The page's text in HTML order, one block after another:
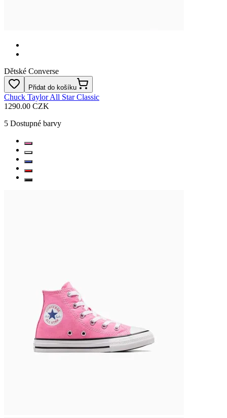
Dětské Converse
Přidat do košíku
Chuck Taylor All Star Classic
1290.00 CZK
5 Dostupné barvy